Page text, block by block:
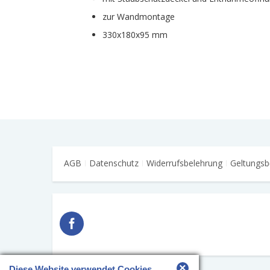
zur Wandmontage
330x180x95 mm
AGB Datenschutz Widerrufsbelehrung